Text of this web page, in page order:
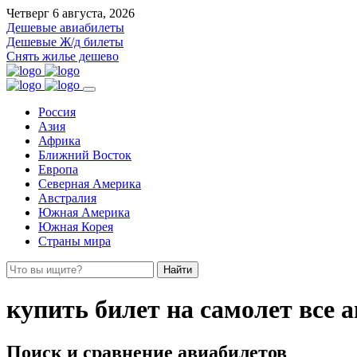
Четверг 6 августа, 2026
Дешевые авиабилеты
Дешевые Ж/д билеты
Снять жилье дешево
Россия
Азия
Африка
Ближний Восток
Европа
Северная Америка
Австралия
Южная Америка
Южная Корея
Страны мира
Найти
купить билет на самолет все
Поиск и сравнение авиабилетов